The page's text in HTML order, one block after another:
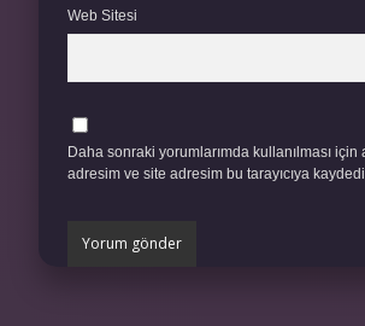
Web Sitesi
Daha sonraki yorumlarımda kullanılması için
adresim ve site adresim bu tarayıcıya